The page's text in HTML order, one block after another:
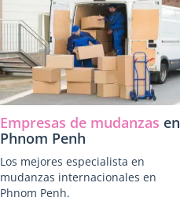
Empresas de mudanzas en
Phnom Penh
Los mejores especialista en
mudanzas internacionales en
Phnom Penh.